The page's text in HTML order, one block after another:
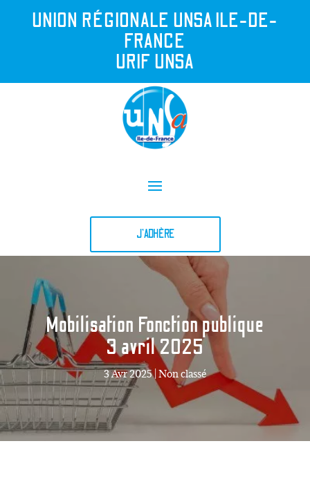
UNION RÉGIONALE UNSA ILE-DE-
FRANCE
URIF UNSA
J'ADHÈRE
Mobilisation Fonction publique
3 avril 2025
3 Avr 2025| Non classé